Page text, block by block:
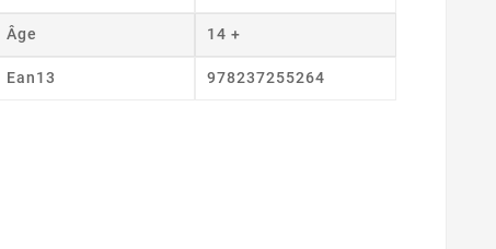
Âge 14 +
Ean13 978237255264